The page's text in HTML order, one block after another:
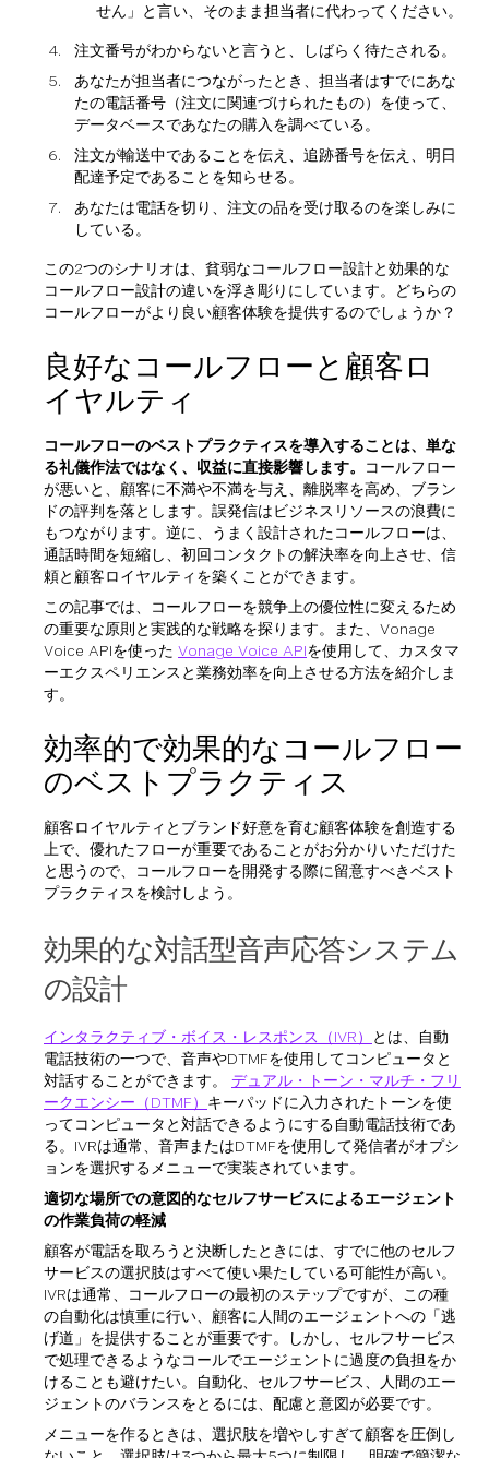
せん」と言い、そのまま担当者に代わってください。
注文番号がわからないと言うと、しばらく待たされる。
あなたが担当者につながったとき、担当者はすでにあな
たの電話番号（注文に関連づけられたもの）を使って、
データベースであなたの購入を調べている。
注文が輸送中であることを伝え、追跡番号を伝え、明日
配達予定であることを知らせる。
あなたは電話を切り、注文の品を受け取るのを楽しみに
している。
この2つのシナリオは、貧弱なコールフロー設計と効果的な
コールフロー設計の違いを浮き彫りにしています。どちらの
コールフローがより良い顧客体験を提供するのでしょうか？
良好なコールフローと顧客ロ
イヤルティ
コールフローのベストプラクティスを導入することは、単な
る礼儀作法ではなく、収益に直接影響します。
コールフロー
が悪いと、顧客に不満や不満を与え、離脱率を高め、ブラン
ドの評判を落とします。誤発信はビジネスリソースの浪費に
もつながります。逆に、うまく設計されたコールフローは、
通話時間を短縮し、初回コンタクトの解決率を向上させ、信
頼と顧客ロイヤルティを築くことができます。
この記事では、コールフローを競争上の優位性に変えるため
の重要な原則と実践的な戦略を探ります。また、Vonage
Voice APIを使った Vonage Voice APIを使用して、カスタマ
ーエクスペリエンスと業務効率を向上させる方法を紹介しま
す。
効率的で効果的なコールフロー
のベストプラクティス
顧客ロイヤルティとブランド好意を育む顧客体験を創造する
上で、優れたフローが重要であることがお分かりいただけた
と思うので、コールフローを開発する際に留意すべきベスト
プラクティスを検討しよう。
効果的な対話型音声応答システム
の設計
インタラクティブ・ボイス・レスポンス（IVR）
とは、自動
電話技術の一つで、音声やDTMFを使用してコンピュータと
対話することができます。 デュアル・トーン・マルチ・フリ
ークエンシー（DTMF） キーパッドに入力されたトーンを使
ってコンピュータと対話できるようにする自動電話技術であ
る。IVRは通常、音声またはDTMFを使用して発信者がオプシ
ョンを選択するメニューで実装されています。
適切な場所での意図的なセルフサービスによるエージェント
の作業負荷の軽減
顧客が電話を取ろうと決断したときには、すでに他のセルフ
サービスの選択肢はすべて使い果たしている可能性が高い。
IVRは通常、コールフローの最初のステップですが、この種
の自動化は慎重に行い、顧客に人間のエージェントへの「逃
げ道」を提供することが重要です。しかし、セルフサービス
で処理できるようなコールでエージェントに過度の負担をか
けることも避けたい。自動化、セルフサービス、人間のエー
ジェントのバランスをとるには、配慮と意図が必要です。
メニューを作るときは、選択肢を増やしすぎて顧客を圧倒し